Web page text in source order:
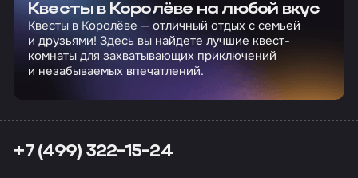
Квесты в Королёве на любой вкус
Квесты в Королёве — отличный отдых с семьей
и друзьями! Здесь вы найдете лучшие квест-
комнаты для захватывающих приключений
и незабываемых впечатлений.
+7 (499) 322-15-24